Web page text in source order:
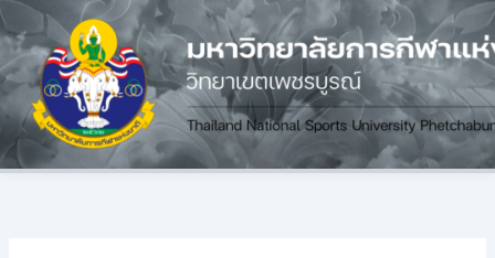
Skip
to
content